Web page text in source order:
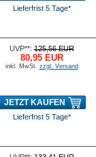
Lieferfrist 5 Tage*
UVP**:125,56 EUR
80,95 EUR
inkl. MwSt. zzgl. Versand
JETZT KAUFEN
Lieferfrist 5 Tage*